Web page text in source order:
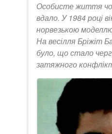
Особисте життя
вдало. У 1984 році
норвезькою
На весілля Бріжіт
було, що стало
затяжного